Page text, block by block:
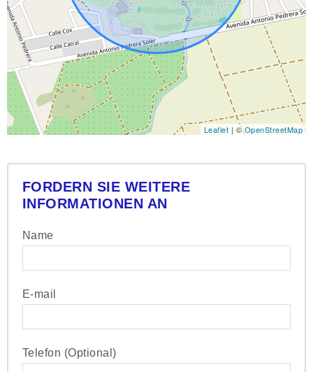
Leaflet | ©OpenStreetMap
FORDERN SIE WEITERE
INFORMATIONEN AN
Name
E-mail
Telefon (Optional)